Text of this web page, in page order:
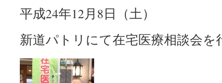
平成24年12月8日（土）
新道パトリにて在宅医療相談会を